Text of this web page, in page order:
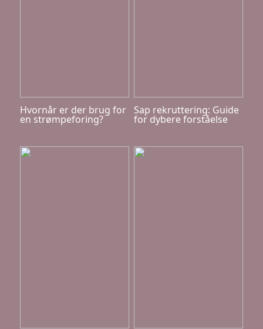
Hvornår er der brug for
en strømpeforing?
Sap rekruttering: Guide
for dybere forståelse